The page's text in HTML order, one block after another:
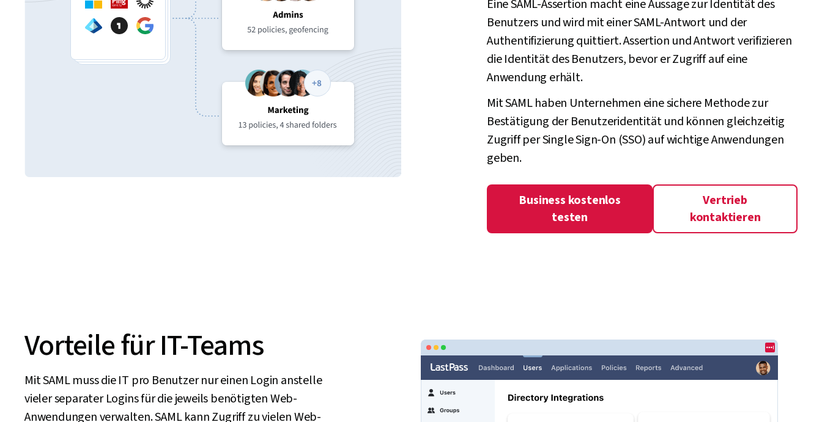
Eine SAML-Assertion macht eine Aussage zur Identität des
Benutzers und wird mit einer SAML-Antwort und der
Authentifizierung quittiert. Assertion und Antwort verifizieren
die Identität des Benutzers, bevor er Zugriff auf eine
Anwendung erhält.
Mit SAML haben Unternehmen eine sichere Methode zur
Bestätigung der Benutzeridentität und können gleichzeitig
Zugriff per Single Sign-On (SSO) auf wichtige Anwendungen
geben.
Business kostenlos
testen
Vertrieb
kontaktieren
Vorteile für IT-Teams
Mit SAML muss die IT pro Benutzer nur einen Login anstelle
vieler separater Logins für die jeweils benötigten Web-
Anwendungen verwalten. SAML kann Zugriff zu vielen Web-